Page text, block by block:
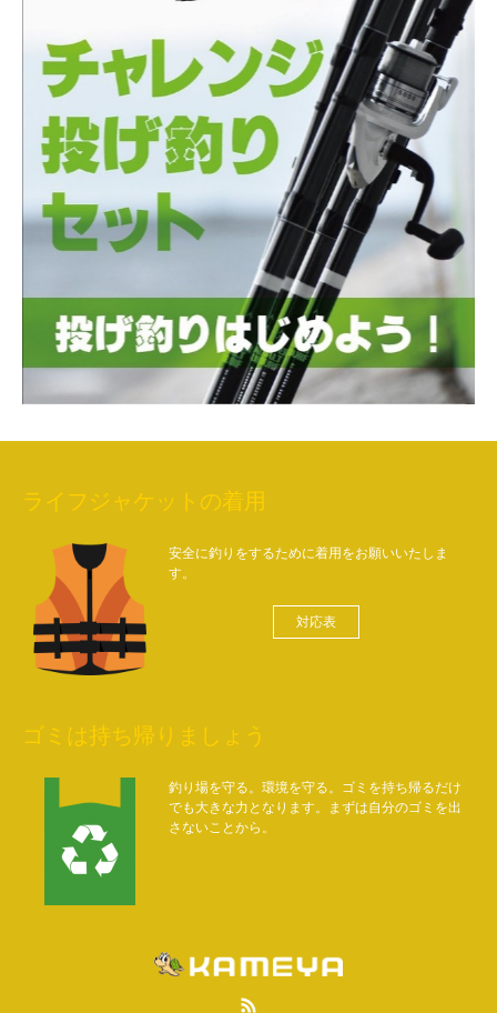
ライフジャケットの着用
安全に釣りをするために着用をお願いいたしま
す。
対応表
ゴミは持ち帰りましょう
釣り場を守る。環境を守る。ゴミを持ち帰るだけ
でも大きな力となります。まずは自分のゴミを出
さないことから。